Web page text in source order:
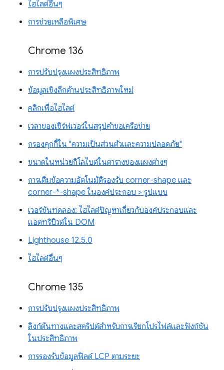
ไฮไลต์อื่นๆ
การช่วยเหลือพิเศษ
Chrome 136
การปรับปรุงแผงประสิทธิภาพ
ข้อมูลเชิงลึกด้านประสิทธิภาพใหม่
คลิกเพื่อไฮไลต์
เวลาของเซิร์ฟเวอร์ในสรุปคำขอเครือข่าย
กรองคุกกี้ใน "ความเป็นส่วนตัวและความปลอดภัย"
ขนาดในหน่วยกิโลไบต์ในตารางของแผงต่างๆ
การเติมข้อความอัตโนมัติรองรับ corner-shape และ
corner-*-shape ในองค์ประกอบ > รูปแบบ
เวอร์ชันทดลอง: ไฮไลต์ปัญหาเกี่ยวกับองค์ประกอบและ
แอตทริบิวต์ใน DOM
Lighthouse 12.5.0
ไฮไลต์อื่นๆ
Chrome 135
การปรับปรุงแผงประสิทธิภาพ
ลิงก์ต้นทางและสคริปต์สำหรับการเรียกโปรไฟล์และฟังก์ชัน
ในประสิทธิภาพ
การรองรับข้อมูลฟิลด์ LCP ตามระยะ